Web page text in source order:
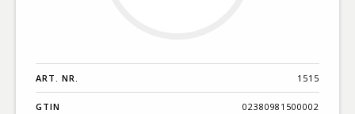
ART. NR. 1515
GTIN 02380981500002